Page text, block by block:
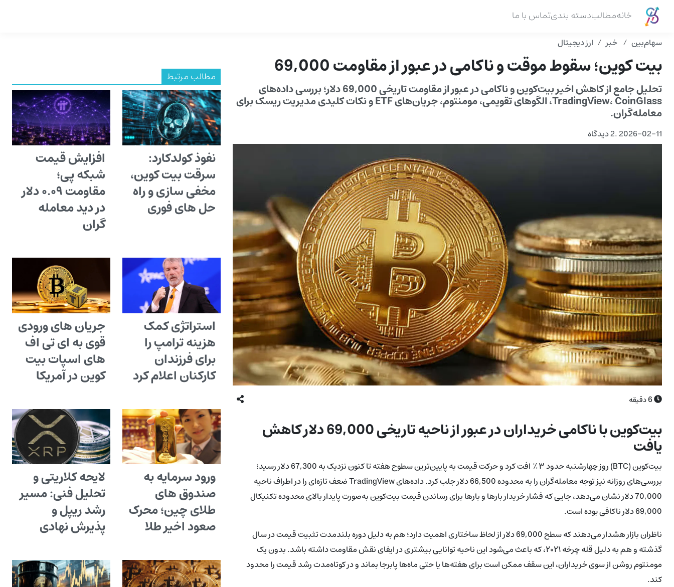
خانهمطالبدسته بندیتماس با ما
سهام‌بین خبر ارز دیجیتال
بیت کوین؛ سقوط موقت و ناکامی در عبور از مقاومت 69,000
تحلیل جامع از کاهش اخیر بیت‌کوین و ناکامی در عبور از مقاومت تاریخی 69,000 دلار؛ بررسی داده‌های
TradingView، CoinGlass، الگوهای تقویمی، مومنتوم، جریان‌های ETF و نکات کلیدی مدیریت ریسک برای
معامله‌گران.
2026-02-11
.2 دیدگاه
6دقیقه
بیت‌کوین با ناکامی خریداران در عبور از ناحیه تاریخی 69,000 دلار کاهش
یافت
بیت‌کوین (BTC) روز چهارشنبه حدود ۳٪ افت کرد و حرکت قیمت به پایین‌ترین سطوح هفته تا کنون نزدیک به 67,300 دلار رسید؛
بررسی‌های روزانه نیز توجه معامله‌گران را به محدوده 66,500 دلار جلب کرد. داده‌های TradingView ضعف تازه‌ای را در اطراف ناحیه
70,000 دلار نشان می‌دهد، جایی که فشار خریدار بارها و بارها برای رساندن قیمت بیت‌کوین به‌صورت پایدار بالای محدوده تکنیکال
69,000 دلار ناکافی بوده است.
ناظران بازار هشدار می‌دهند که سطح 69,000 دلار از لحاظ ساختاری اهمیت دارد؛ هم به دلیل دوره بلندمدت تثبیت قیمت در سال
گذشته و هم به دلیل قله چرخه ۲۰۲۱، که باعث می‌شود این ناحیه توانایی بیشتری در ایفای نقش مقاومت داشته باشد. بدون یک
مومنتوم روشن از سوی خریداران، این سقف ممکن است برای هفته‌ها یا حتی ماه‌ها پابرجا بماند و در کوتاه‌مدت رشد قیمت را محدود
کند.
مطالب مرتبط
نفوذ کولدکارد:
سرقت بیت کوین،
مخفی سازی و راه
حل های فوری
افزایش قیمت
شبکه پی؛
مقاومت ۰.۰۹ دلار
در دید معامله
گران
استراتژی کمک
هزینه ترامپ را
برای فرزندان
کارکنان اعلام کرد
جریان های ورودی
قوی به ای تی اف
های اسپات بیت
کوین در آمریکا
ورود سرمایه به
صندوق های
طلای چین؛ محرک
صعود اخیر طلا
لایحه کلاریتی و
تحلیل فنی: مسیر
رشد ریپل و
پذیرش نهادی